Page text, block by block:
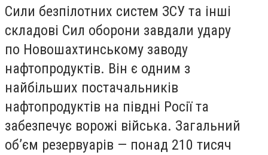
Сили безпілотних систем ЗСУ та інші
складові Сил оборони завдали удару
по Новошахтинському заводу
нафтопродуктів. Він є одним з
найбільших постачальників
нафтопродуктів на півдні Росії та
забезпечує ворожі війська. Загальний
обʼєм резервуарів — понад 210 тисяч